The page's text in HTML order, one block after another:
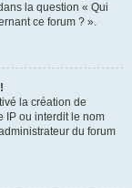
la question « Qui
ce forum ? ».
la création de
IP ou interdit le nom
du forum